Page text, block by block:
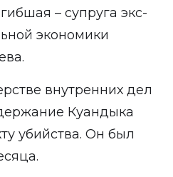
– супруга экс-
экономики
внутренних дел
Куандыка
убийства. Он был